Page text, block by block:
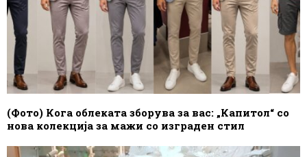
(Фото) Кога облеката зборува за вас: „Капитол“ со
нова колекција за мажи со изграден стил